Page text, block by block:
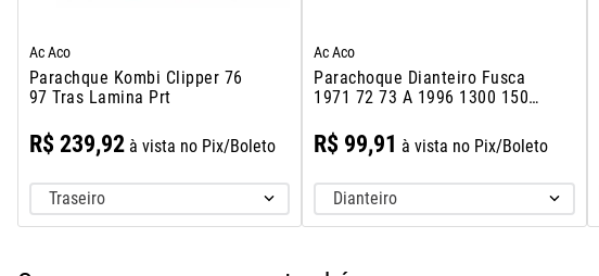
Ac Aco
Parachque Kombi Clipper 76
97 Tras Lamina Prt
R$ 239,92à vista no Pix/Boleto
Traseiro
Ac Aco
Parachoque Dianteiro Fusca
1971 72 73 A 1996 1300 1500
R$ 99,91 à vista no Pix/Boleto
Dianteiro